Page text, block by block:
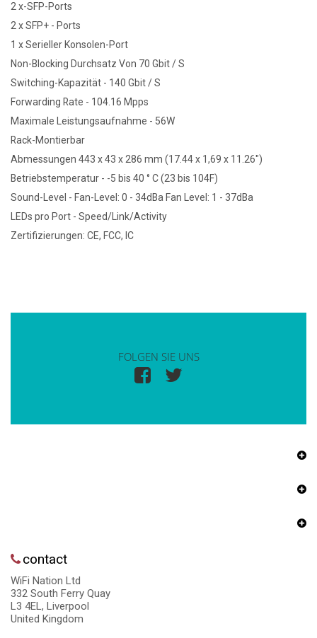
2 x-SFP-Ports
2 x SFP+ - Ports
1 x Serieller Konsolen-Port
Non-Blocking Durchsatz Von 70 Gbit / S
Switching-Kapazität - 140 Gbit / S
Forwarding Rate - 104.16 Mpps
Maximale Leistungsaufnahme - 56W
Rack-Montierbar
Abmessungen 443 x 43 x 286 mm (17.44 x 1,69 x 11.26")
Betriebstemperatur - -5 bis 40 ° C (23 bis 104F)
Sound-Level - Fan-Level: 0 - 34dBa Fan Level: 1 - 37dBa
LEDs pro Port - Speed/Link/Activity
Zertifizierungen: CE, FCC, IC
FOLGEN SIE UNS
contact
WiFi Nation Ltd
332 South Ferry Quay
L3 4EL, Liverpool
United Kingdom